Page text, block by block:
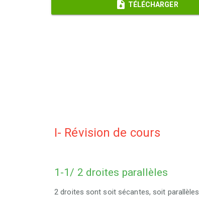
TÉLÉCHARGER
I- Révision de cours
1-1/ 2 droites parallèles
2 droites sont soit sécantes, soit parallèles